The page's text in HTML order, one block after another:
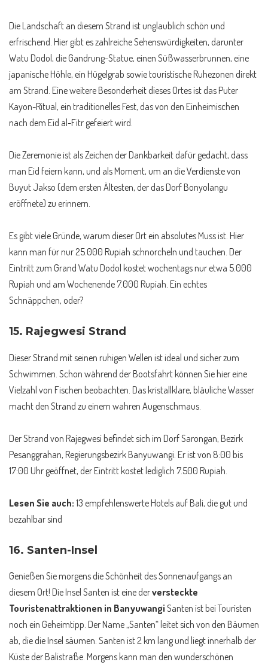
Die Landschaft an diesem Strand ist unglaublich schön und
erfrischend. Hier gibt es zahlreiche Sehenswürdigkeiten, darunter
Watu Dodol, die Gandrung-Statue, einen Süßwasserbrunnen, eine
japanische Höhle, ein Hügelgrab sowie touristische Ruhezonen direkt
am Strand. Eine weitere Besonderheit dieses Ortes ist das Puter
Kayon-Ritual, ein traditionelles Fest, das von den Einheimischen
nach dem Eid al-Fitr gefeiert wird.
Die Zeremonie ist als Zeichen der Dankbarkeit dafür gedacht, dass
man Eid feiern kann, und als Moment, um an die Verdienste von
Buyut Jakso (dem ersten Ältesten, der das Dorf Bonyolangu
eröffnete) zu erinnern.
Es gibt viele Gründe, warum dieser Ort ein absolutes Muss ist. Hier
kann man für nur 25.000 Rupiah schnorcheln und tauchen. Der
Eintritt zum Grand Watu Dodol kostet wochentags nur etwa 5.000
Rupiah und am Wochenende 7.000 Rupiah. Ein echtes
Schnäppchen, oder?
15. Rajegwesi Strand
Dieser Strand mit seinen ruhigen Wellen ist ideal und sicher zum
Schwimmen. Schon während der Bootsfahrt können Sie hier eine
Vielzahl von Fischen beobachten. Das kristallklare, bläuliche Wasser
macht den Strand zu einem wahren Augenschmaus.
Der Strand von Rajegwesi befindet sich im Dorf Sarongan, Bezirk
Pesanggrahan, Regierungsbezirk Banyuwangi. Er ist von 8:00 bis
17:00 Uhr geöffnet, der Eintritt kostet lediglich 7.500 Rupiah.
Lesen Sie auch:13 empfehlenswerte Hotels auf Bali, die gut und
bezahlbar sind
16. Santen-Insel
Genießen Sie morgens die Schönheit des Sonnenaufgangs an
diesem Ort! Die Insel Santen ist eine derversteckte
Touristenattraktionen in BanyuwangiSanten ist bei Touristen
noch ein Geheimtipp. Der Name „Santen“ leitet sich von den Bäumen
ab, die die Insel säumen. Santen ist 2 km lang und liegt innerhalb der
Küste der Balistraße. Morgens kann man den wunderschönen